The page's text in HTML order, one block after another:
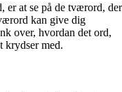
er at se på de tværord, der
kan give dig
over, hvordan det ord,
krydser med.